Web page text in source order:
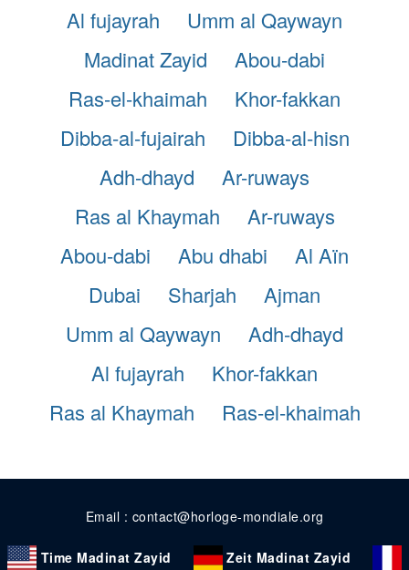
Al fujayrah
Umm al Qaywayn
Madinat Zayid
Abou-dabi
Ras-el-khaimah
Khor-fakkan
Dibba-al-fujairah
Dibba-al-hisn
Adh-dhayd
Ar-ruways
Ras al Khaymah
Ar-ruways
Abou-dabi
Abu dhabi
Al Aïn
Dubai
Sharjah
Ajman
Umm al Qaywayn
Adh-dhayd
Al fujayrah
Khor-fakkan
Ras al Khaymah
Ras-el-khaimah
Email : contact@horloge-mondiale.org
Time Madinat Zayid Zeit Madinat Zayid